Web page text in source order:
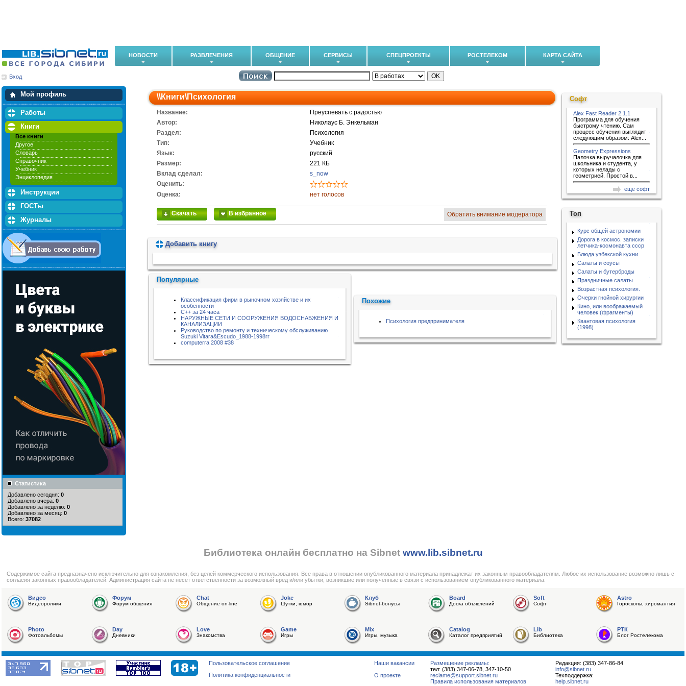
НОВОСТИ РАЗВЛЕЧЕНИЯ ОБЩЕНИЕ СЕРВИСЫ СПЕЦПРОЕКТЫ РОСТЕЛЕКОМ КАРТА САЙТА
Вход
Мой профиль
Мои закладки
Работы
Книги
Все книги
Другое
Словарь
Справочник
Учебник
Энциклопедия
Инструкции
ГОСТы
Журналы
Статистика
Добавлено сегодня: 0
Добавлено вчера: 0
Добавлено за неделю: 0
Добавлено за месяц: 0
Всего: 37082
\\Книги\Психология
Название:
Преуспевать с радостью
Автор:
Николаус Б. Энкельман
Раздел:
Психология
Тип:
Учебник
Язык:
русский
Размер:
221 КБ
Вклад сделал:
s_now
Оценить:
Оценка:
нет голосов
Скачать В избранное Обратить внимание модератора
Добавить книгу
Популярные
Классификация фирм в рыночном хозяйстве и их
особенности
C++ за 24 часа
НАРУЖНЫЕ СЕТИ И СООРУЖЕНИЯ ВОДОСНАБЖЕНИЯ И
КАНАЛИЗАЦИИ
Руководство по ремонту и техническому обслуживанию
Suzuki Vitara&Escudo_1988-1998гг
computerra 2008 #38
Похожие
Психология предпринимателя
Софт
Alex Fast Reader 2.1.1
Программа для обучения
быстрому чтению. Сам
процесс обучения выглядит
следующим образом: Alex...
Geometry Expressions
Палочка выручалочка для
школьника и студента, у
которых нелады с
геометрией. Простой в...
еще софт
Топ
Курс общей астрономии
Дорога в космос. записки
летчика-космонавта ссср
Блюда узбекской кухни
Салаты и соусы
Салаты и бутерброды
Праздничные салаты
Возрастная психология.
Очерки гнойной хирургии
Кино, или воображаемый
человек (фрагменты)
Квантовая психология
(1998)
Библиотека онлайн бесплатно на Sibnet www.lib.sibnet.ru
Cодержимое сайта предназначено исключительно для ознакомления, без целей коммерческого использования. Все права в отношении опубликованного материала принадлежат их законным правообладателям. Любое их использование возможно лишь с
согласия законных правообладателей. Администрация сайта не несет ответственности за возможный вред и/или убытки, возникшие или полученные в связи с использованием опубликованного материала.
Видео
Видеоролики
Форум
Форум общения
Chat
Общение on-line
Joke
Шутки, юмор
Клуб
Sibnet-бонусы
Board
Доска объявлений
Soft
Софт
Astro
Гороскопы, хиромантия
Photo
Фотоальбомы
Day
Дневники
Love
Знакомства
Game
Игры
Mix
Игры, музыка
Catalog
Каталог предприятий
Lib
Библиотека
РТК
Блог Ростелекома
Редакция: (383) 347-86-84
info@sibnet.ru
Техподдержка:
help.sibnet.ru
Размещение рекламы:
тел: (383) 347-06-78, 347-10-50
reclame@support.sibnet.ru
Правила использования материалов
Наши вакансии
О проекте
Пользовательское соглашение
Политика конфиденциальности